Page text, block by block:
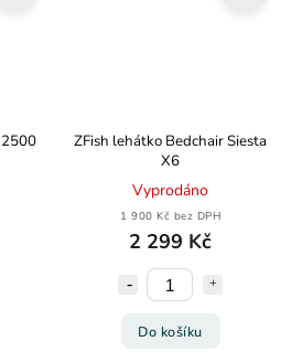
ZFish lehátko Bedchair Siesta
X6
Vyprodáno
1 900 Kč bez DPH
2 299 Kč
Do košíku